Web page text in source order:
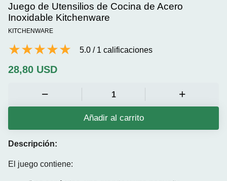
Juego de Utensilios de Cocina de Acero
Inoxidable Kitchenware
KITCHENWARE
5.0 / 1 calificaciones
28,80 USD
Añadir al carrito
Descripción:
El juego contiene: